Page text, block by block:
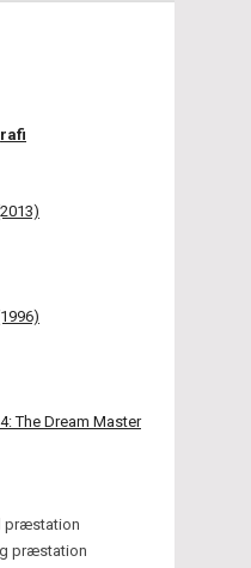
The Dream Master
præstation
præstation